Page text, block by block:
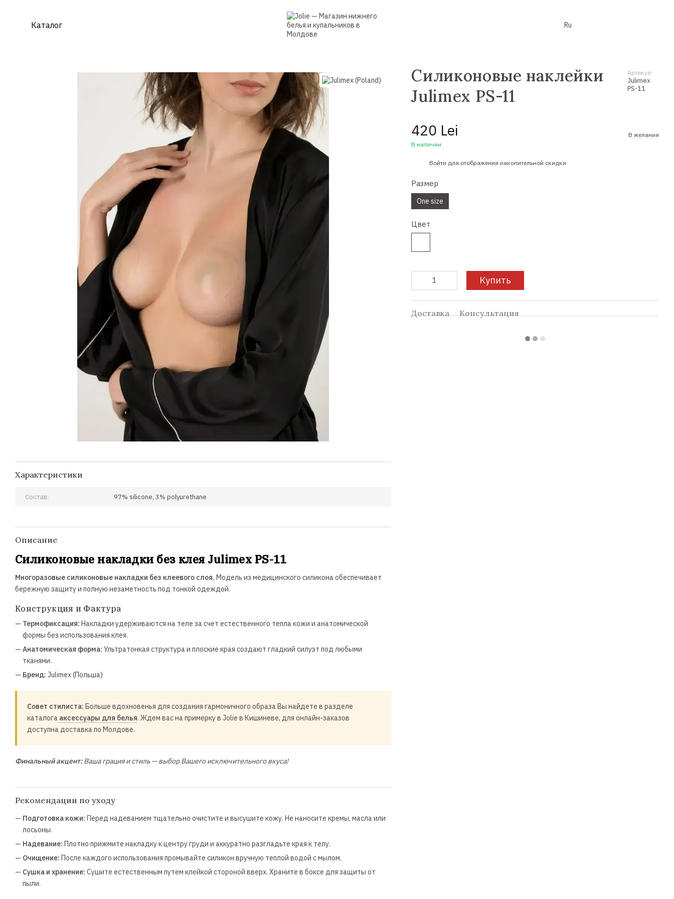
Каталог Ru
Характеристики
Состав: 97% silicone, 3% polyurethane
Описание
Силиконовые накладки без клея Julimex PS-11
Многоразовые силиконовые накладки без клеевого слоя. Модель из медицинского силикона обеспечивает
бережную защиту и полную незаметность под тонкой одеждой.
Конструкция и Фактура
— Термофиксация: Накладки удерживаются на теле за счет естественного тепла кожи и анатомической
формы без использования клея.
— Анатомическая форма: Ультратонкая структура и плоские края создают гладкий силуэт под любыми
тканями.
— Бренд: Julimex (Польша)
Совет стилиста: Больше вдохновенья для создания гармоничного образа Вы найдете в разделе
каталога аксессуары для белья. Ждем вас на примерку в Jolie в Кишиневе, для онлайн-заказов
доступна доставка по Молдове.
Финальный акцент:Ваша грация и стиль — выбор Вашего исключительного вкуса!
Рекомендации по уходу
— Подготовка кожи: Перед надеванием тщательно очистите и высушите кожу. Не наносите кремы, масла или
лосьоны.
— Надевание: Плотно прижмите накладку к центру груди и аккуратно разгладьте края к телу.
— Очищение: После каждого использования промывайте силикон вручную теплой водой с мылом.
— Сушка и хранение: Сушите естественным путем клейкой стороной вверх. Храните в боксе для защиты от
пыли.
Силиконовые наклейки
Julimex PS-11
Артикул
Julimex
PS-11
420 Lei
В наличии
В желания
Войти для отображения накопительной скидки
Размер
One size
Цвет
Купить
Доставка Консультация